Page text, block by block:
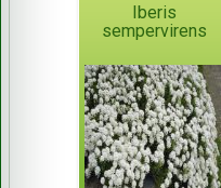
Iberis
sempervirens